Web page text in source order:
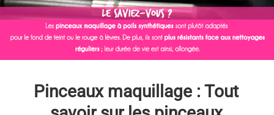
Pinceaux maquillage : Tout